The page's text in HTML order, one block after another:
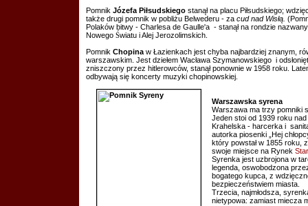
Pomnik Józefa Piłsudskiego stanął na placu Piłsudskiego;
także drugi pomnik w pobliżu Belwederu - za cud nad Wisłą.
Polaków bitwy - Charlesa de Gaulle'a - stanął na rondzie
Nowego Światu i Alej Jerozolimskich.
Pomnik Chopina w Łazienkach jest chyba najbardziej znanym,
warszawskim. Jest dziełem Wacława Szymanowskiego i
zniszczony przez hitlerowców, stanął ponownie w 1958 roku.
odbywają się koncerty muzyki chopinowskiej.
Warszawska syrena
Warszawa ma trzy pomniki
Jeden stoi od 1939 roku nad
Krahelska - harcerka i
autorka piosenki „Hej
który powstał w 1855 roku,
swoje miejsce na Rynek
Syrenka jest uzbrojona w
legenda, oswobodzona
bogatego kupca, z
bezpieczeństwiem miasta.
Trzecia, najmłodsza,
nietypowa: zamiast miecza